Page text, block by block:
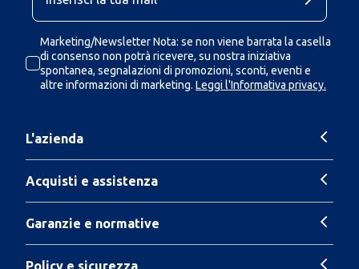
Marketing/Newsletter Nota: se non viene barrata la casella
di consenso non potrà ricevere, su nostra iniziativa
spontanea, segnalazioni di promozioni, sconti, eventi e
altre informazioni di marketing. Leggi l'Informativa privacy.
L'azienda
Acquisti e assistenza
Garanzie e normative
Policy e sicurezza